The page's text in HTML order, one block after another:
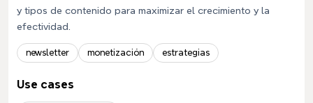
y tipos de contenido para maximizar el crecimiento y la
efectividad.
newsletter monetización estrategias
Use cases